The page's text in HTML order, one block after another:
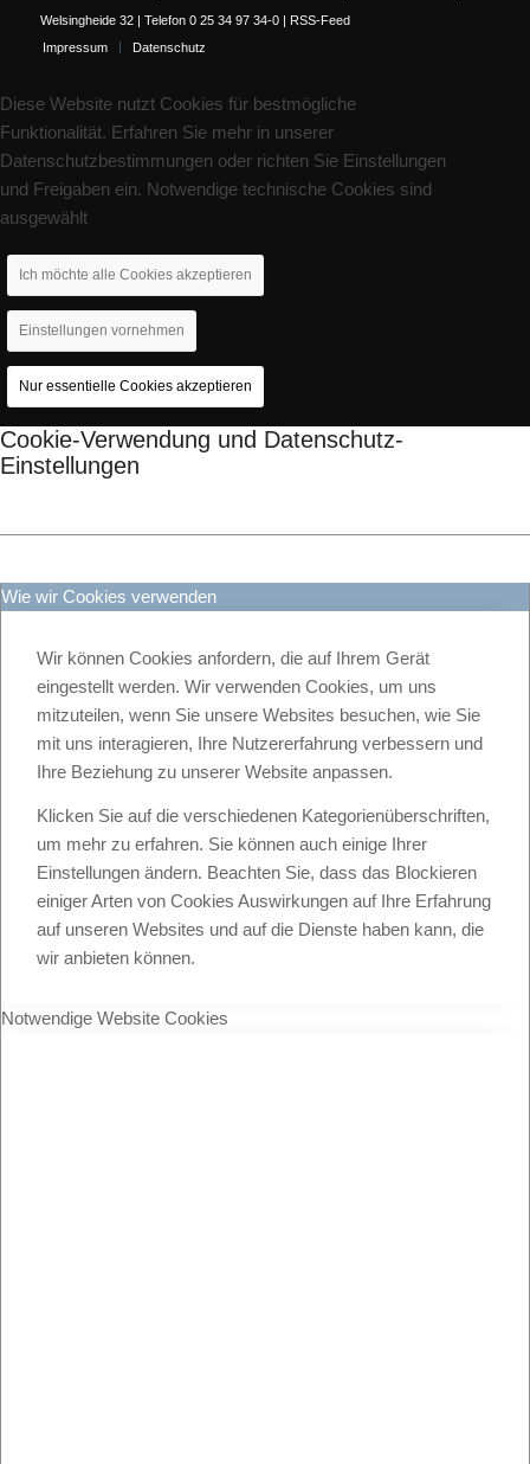
Welsingheide 32 | Telefon 0 25 34 97 34-0 | RSS-Feed
Impressum
Datenschutz
Diese Website nutzt Cookies für bestmögliche
Funktionalität. Erfahren Sie mehr in unserer
Datenschutzbestimmungen oder richten Sie Einstellungen
und Freigaben ein. Notwendige technische Cookies sind
ausgewählt
Ich möchte alle Cookies akzeptieren
Einstellungen vornehmen
Nur essentielle Cookies akzeptieren
Cookie-Verwendung und Datenschutz-
Einstellungen
Wie wir Cookies verwenden
Wir können Cookies anfordern, die auf Ihrem Gerät
eingestellt werden. Wir verwenden Cookies, um uns
mitzuteilen, wenn Sie unsere Websites besuchen, wie Sie
mit uns interagieren, Ihre Nutzererfahrung verbessern und
Ihre Beziehung zu unserer Website anpassen.
Klicken Sie auf die verschiedenen Kategorienüberschriften,
um mehr zu erfahren. Sie können auch einige Ihrer
Einstellungen ändern. Beachten Sie, dass das Blockieren
einiger Arten von Cookies Auswirkungen auf Ihre Erfahrung
auf unseren Websites und auf die Dienste haben kann, die
wir anbieten können.
Notwendige Website Cookies